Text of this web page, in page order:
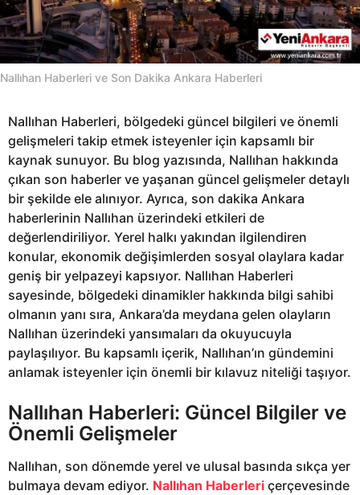
Nallıhan Haberleri ve Son Dakika Ankara Haberleri
Nallıhan Haberleri, bölgedeki güncel bilgileri ve önemli
gelişmeleri takip etmek isteyenler için kapsamlı bir
kaynak sunuyor. Bu blog yazısında, Nallıhan hakkında
çıkan son haberler ve yaşanan güncel gelişmeler detaylı
bir şekilde ele alınıyor. Ayrıca, son dakika Ankara
haberlerinin Nallıhan üzerindeki etkileri de
değerlendiriliyor. Yerel halkı yakından ilgilendiren
konular, ekonomik değişimlerden sosyal olaylara kadar
geniş bir yelpazeyi kapsıyor. Nallıhan Haberleri
sayesinde, bölgedeki dinamikler hakkında bilgi sahibi
olmanın yanı sıra, Ankara’da meydana gelen olayların
Nallıhan üzerindeki yansımaları da okuyucuyla
paylaşılıyor. Bu kapsamlı içerik, Nallıhan’ın gündemini
anlamak isteyenler için önemli bir kılavuz niteliği taşıyor.
Nallıhan Haberleri: Güncel Bilgiler ve
Önemli Gelişmeler
Nallıhan, son dönemde yerel ve ulusal basında sıkça yer
bulmaya devam ediyor. Nallıhan Haberleri çerçevesinde